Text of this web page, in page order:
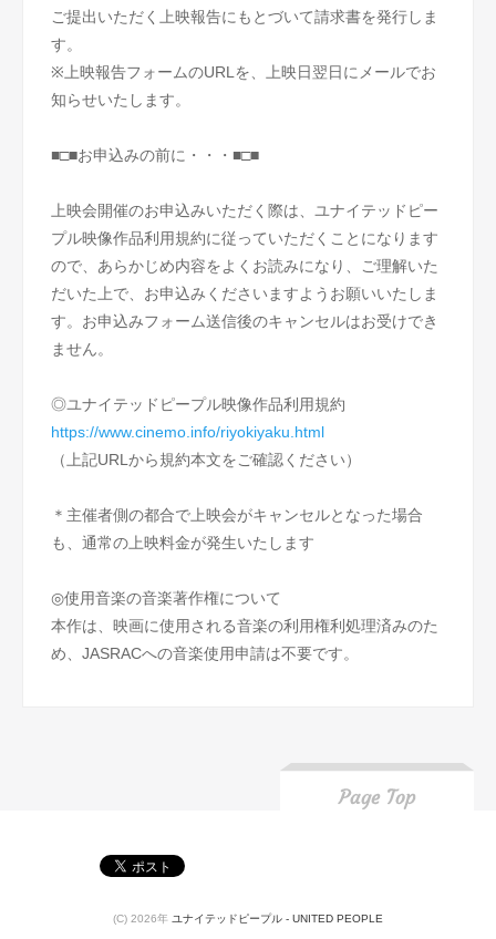
ご提出いただく上映報告にもとづいて請求書を発行しま
す。
※上映報告フォームのURLを、上映日翌日にメールでお
知らせいたします。
■□■お申込みの前に・・・■□■
上映会開催のお申込みいただく際は、ユナイテッドピー
プル映像作品利用規約に従っていただくことになります
ので、あらかじめ内容をよくお読みになり、ご理解いた
だいた上で、お申込みくださいますようお願いいたしま
す。お申込みフォーム送信後のキャンセルはお受けでき
ません。
◎ユナイテッドピープル映像作品利用規約
https://www.cinemo.info/riyokiyaku.html
（上記URLから規約本文をご確認ください）
＊主催者側の都合で上映会がキャンセルとなった場合
も、通常の上映料金が発生いたします
◎使用音楽の音楽著作権について
本作は、映画に使用される音楽の利用権利処理済みのた
め、JASRACへの音楽使用申請は不要です。
(C) 2026年 ユナイテッドピープル - UNITED PEOPLE